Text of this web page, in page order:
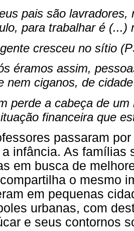
pais são
para trabalhar é (...)
cresceu no sítio
éramos assim,
nem ciganos, de
perde a cabeça de
financeira que
passaram
infância. As famílias
em busca de
o mesmo
em pequenas
urbanas, com
e seus contornos